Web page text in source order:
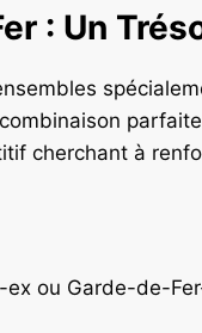
: Un
cherchant à
ou Garde-de-